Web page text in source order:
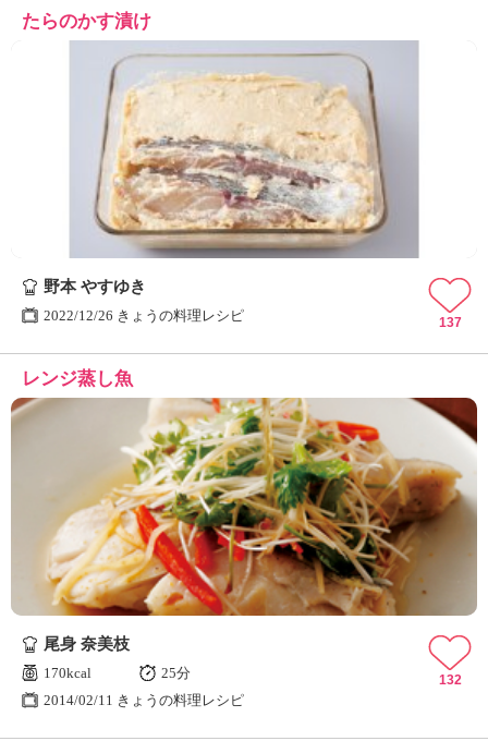
たらのかす漬け
野本 やすゆき
2022/12/26 きょうの料理レシピ 137
レンジ蒸し魚
尾身 奈美枝
170kcal
25分
2014/02/11 きょうの料理レシピ
132